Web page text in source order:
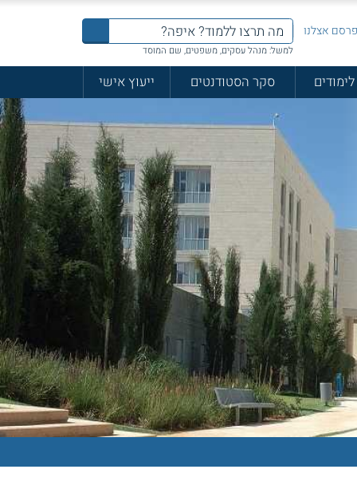
פרסם אצלנו
למשל: מנהל עסקים, משפטים, שם המוסד
סקר הסטודנטים
ייעוץ אישי